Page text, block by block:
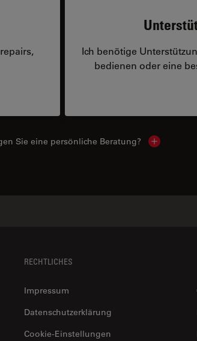
Ich benötige
bedienen oder eine
Sie eine persönliche Beratung? Show local
RECHTLICHES
Impressum
Datenschutzerklärung
Cookie-Einstellungen